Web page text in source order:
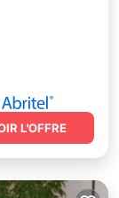
L’OFFRE